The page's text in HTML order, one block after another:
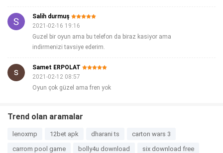
Salih durmuş
2021-02-16 19:16
Guzel bir oyun ama bu telefon da biraz kasiyor ama
indirmenizi tavsiye ederim.
Samet ERPOLAT
2021-02-12 08:57
Oyun çok güzel ama fren yok
Trend olan aramalar
lenoxmp 12bet apk dharani ts
carton wars 3
carrom pool game
bolly4u download
six download free